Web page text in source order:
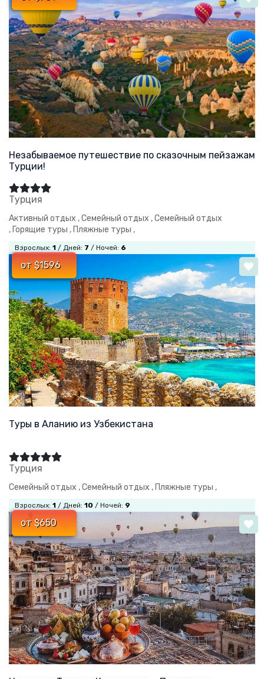
Незабываемое путешествие по сказочным пейзажам
Турции!
Турция
Активный отдых ,Семейный отдых ,Семейный отдых
,Горящие туры ,Пляжные туры ,
Взрослых: 1 / Дней: 7 / Ночей: 6
от $1596
Туры в Аланию из Узбекистана
Турция
Семейный отдых ,Семейный отдых , Пляжные туры ,
Взрослых: 1 / Дней: 10 / Ночей: 9
от $650